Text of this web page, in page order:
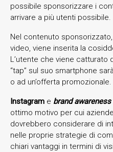
possibile sponsorizzare i
arrivare a più utenti possibile.
Nel contenuto
video, viene inserita la
L’utente che viene catturato
“tap” sul suo smartphone
o ad un’offerta promozionale.
Instagram e brand awareness
ottimo motivo per cui
dovrebbero considerare di
nelle proprie strategie di
chiari vantaggi in termini di